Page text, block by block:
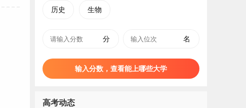
历史 生物
分 名
输入分数，查看能上哪些大学
高考动态